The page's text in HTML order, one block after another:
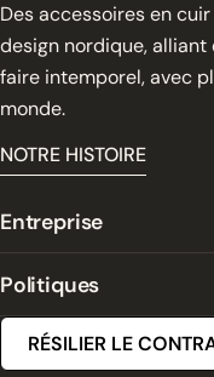
Des accessoires en
design nordique,
faire intemporel, avec
monde.
NOTRE HISTOIRE
Entreprise
Politiques
RÉSILIER LE